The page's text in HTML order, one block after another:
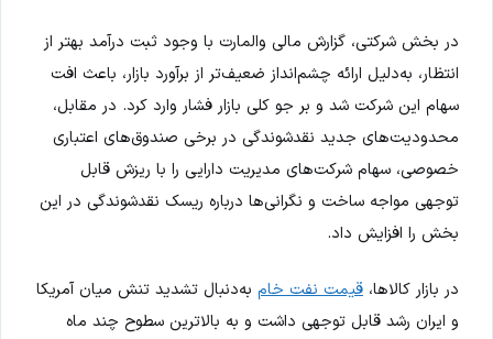
در بخش شرکتی، گزارش مالی والمارت با وجود ثبت درآمد بهتر از
انتظار، به‌دلیل ارائه چشم‌انداز ضعیف‌تر از برآورد بازار، باعث افت
سهام این شرکت شد و بر جو کلی بازار فشار وارد کرد. در مقابل،
محدودیت‌های جدید نقدشوندگی در برخی صندوق‌های اعتباری
خصوصی، سهام شرکت‌های مدیریت دارایی را با ریزش قابل
توجهی مواجه ساخت و نگرانی‌ها درباره ریسک نقدشوندگی در این
بخش را افزایش داد.
در بازار کالاها، قیمت نفت خام به‌دنبال تشدید تنش میان آمریکا
و ایران رشد قابل توجهی داشت و به بالاترین سطوح چند ماه